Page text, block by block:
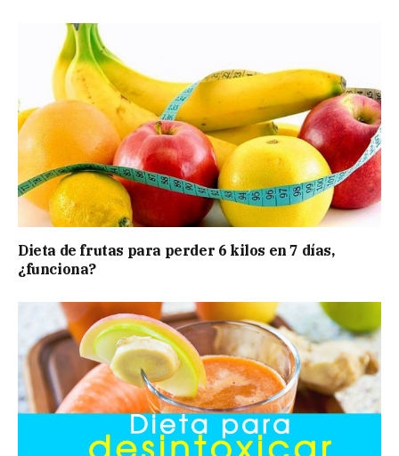
Dieta de frutas para perder 6 kilos en 7 días,
¿funciona?